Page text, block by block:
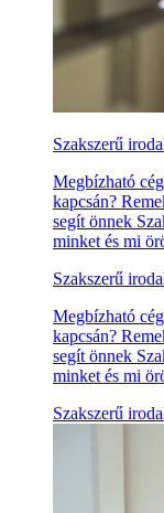
Szakszerű
Megbízható
kapcsán?
segít önnek
minket és mi
Szakszerű
Megbízható
kapcsán?
segít önnek
minket és mi
Szakszerű